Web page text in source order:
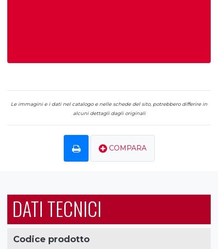
Le immagini e i dati nel catalogo e nelle schede del sito, potrebbero differire in
alcuni dettagli dagli originali
COMPARA
DATI TECNICI
Codice prodotto